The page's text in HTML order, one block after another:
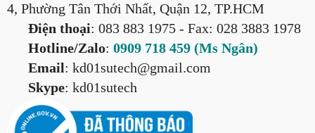
4, Phường Tân Thới Nhất, Quận 12, TP.HCM
Điện thoại: 083 883 1975 - Fax: 028 3883 1978
Hotline/Zalo: 0909 718 459 (Ms Ngân)
Email: kd01sutech@gmail.com
Skype: kd01sutech